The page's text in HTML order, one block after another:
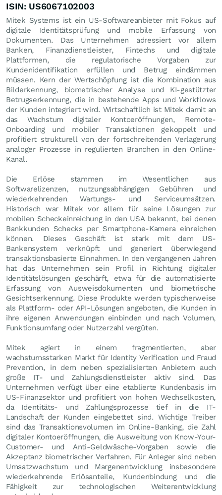
ISIN: US6067102003
Mitek Systems ist ein US-Softwareanbieter mit Fokus auf
digitale Identitätsprüfung und mobile Erfassung von
Dokumenten. Das Unternehmen adressiert vor allem
Banken, Finanzdienstleister, Fintechs und digitale
Plattformen, die regulatorische Vorgaben zur
Kundenidentifikation erfüllen und Betrug eindämmen
müssen. Kern der Wertschöpfung ist die Kombination aus
Bilderkennung, biometrischer Analyse und KI-gestützter
Betrugserkennung, die in bestehende Apps und Workflows
der Kunden integriert wird. Wirtschaftlich ist Mitek damit an
das Wachstum digitaler Kontoeröffnungen, Remote-
Onboarding und mobiler Transaktionen gekoppelt und
profitiert strukturell von der fortschreitenden Verlagerung
analoger Prozesse in regulierten Branchen in den Online-
Kanal.
Die Erlöse stammen im Wesentlichen aus
Softwarelizenzen, nutzungsabhängigen Gebühren und
wiederkehrenden Wartungs- und Serviceumsätzen.
Historisch war Mitek vor allem für seine Lösungen zur
mobilen Scheckeinreichung in den USA bekannt, bei denen
Bankkunden Schecks per Smartphone-Kamera einreichen
können. Dieses Geschäft ist stark mit dem US-
Bankensystem verknüpft und generiert überwiegend
transaktionsbasierte Einnahmen. In den vergangenen Jahren
hat das Unternehmen sein Profil in Richtung digitaler
Identitätslösungen geschärft, etwa für die automatisierte
Erfassung von Ausweisdokumenten und biometrische
Gesichtserkennung. Diese Produkte werden typischerweise
als Plattform- oder API-Lösungen angeboten, die Kunden in
ihre eigenen Anwendungen einbinden und nach Volumen,
Funktionsumfang oder Nutzerzahl vergüten.
Mitek agiert in einem fragmentierten, aber
wachstumsstarken Markt für Identity Verification und Fraud
Prevention, in dem neben spezialisierten Anbietern auch
große IT- und Zahlungsdienstleister aktiv sind. Das
Unternehmen verfügt über eine etablierte Kundenbasis im
US-Finanzsektor und profitiert von hohen Wechselkosten,
da Identitäts- und Zahlungsprozesse tief in die IT-
Landschaft der Kunden eingebettet sind. Wichtige Treiber
sind das Transaktionsvolumen im Online-Banking, die Zahl
digitaler Kontoeröffnungen, die Ausweitung von Know-Your-
Customer- und Anti-Geldwäsche-Vorgaben sowie die
Akzeptanz biometrischer Verfahren. Für Anleger sind neben
Umsatzwachstum und Margenentwicklung insbesondere
wiederkehrende Erlösanteile, Kundenbindung und die
Fähigkeit zur technologischen Weiterentwicklung